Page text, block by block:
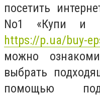
посетить
No1 «Купи и
https://p.ua/buy-
можно
выбрать
помощью